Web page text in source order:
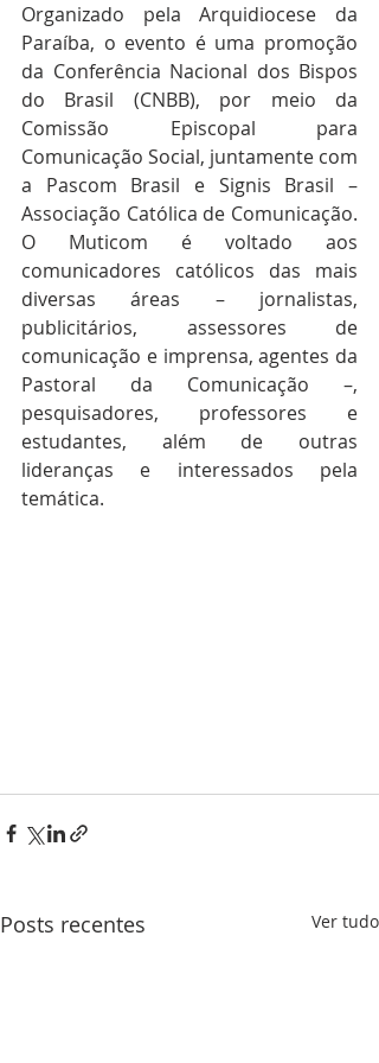
Organizado pela Arquidiocese da
Paraíba, o evento é uma promoção
da Conferência Nacional dos Bispos
do Brasil (CNBB), por meio da
Comissão Episcopal para
Comunicação Social, juntamente com
a Pascom Brasil e Signis Brasil –
Associação Católica de Comunicação.
O Muticom é voltado aos
comunicadores católicos das mais
diversas áreas – jornalistas,
publicitários, assessores de
comunicação e imprensa, agentes da
Pastoral da Comunicação –,
pesquisadores, professores e
estudantes, além de outras
lideranças e interessados pela
temática.
Posts recentes Ver tudo